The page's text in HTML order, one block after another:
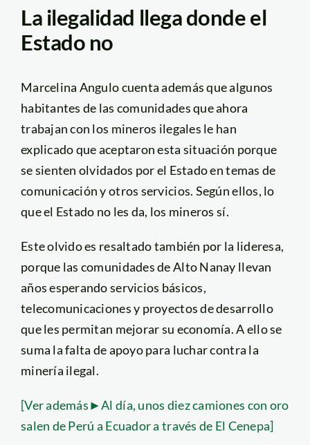
La ilegalidad llega donde el
Estado no
Marcelina Angulo cuenta además que algunos
habitantes de las comunidades que ahora
trabajan con los mineros ilegales le han
explicado que aceptaron esta situación porque
se sienten olvidados por el Estado en temas de
comunicación y otros servicios. Según ellos, lo
que el Estado no les da, los mineros sí.
Este olvido es resaltado también por la lideresa,
porque las comunidades de Alto Nanay llevan
años esperando servicios básicos,
telecomunicaciones y proyectos de desarrollo
que les permitan mejorar su economía. A ello se
suma la falta de apoyo para luchar contra la
minería ilegal.
[Ver además►Al día, unos diez camiones con oro
salen de Perú a Ecuador a través de El Cenepa]